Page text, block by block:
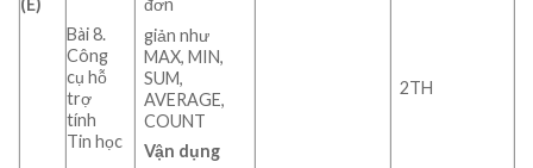
(E)
Bài 8.
Công
cụ hỗ
trợ
tính
Tin học
đơn
giản như
MAX, MIN,
SUM,
AVERAGE,
COUNT
Vận dụng
2TH